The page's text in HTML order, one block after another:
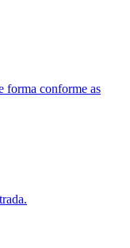
forma conforme as